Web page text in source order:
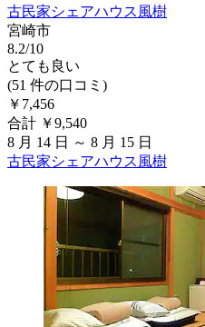
古民家シェアハウス風樹
宮崎市
8.2/10
とても良い
(51 件の口コミ)
￥7,456
合計 ￥9,540
8 月 14 日 ～ 8 月 15 日
古民家シェアハウス風樹